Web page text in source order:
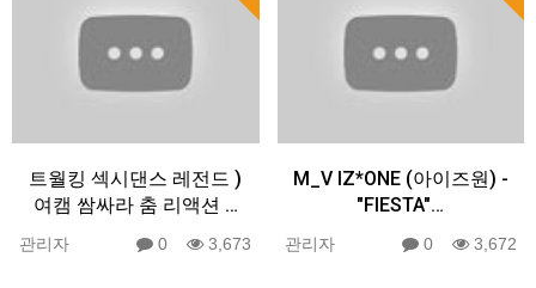
트월킹 섹시댄스 레전드 )
여캠 쌈싸라 춤 리액션 …
관리자 0 3,673
M_V IZ*ONE (아이즈원) -
"FIESTA"…
관리자 0 3,672